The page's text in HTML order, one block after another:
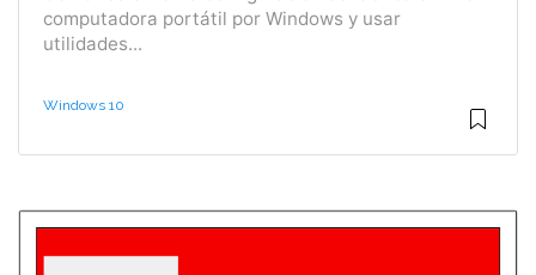
computadora portátil por Windows y usar
utilidades...
Windows 10